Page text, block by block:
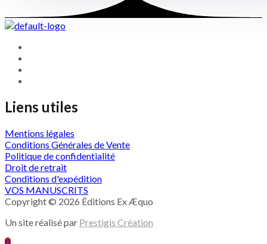
Liens utiles
Mentions légales
Conditions Générales de Vente
Politique de confidentialité
Droit de retrait
Conditions d'expédition
VOS MANUSCRITS
Copyright © 2026 Éditions Ex Æquo
Un site réalisé par Prestigis Création